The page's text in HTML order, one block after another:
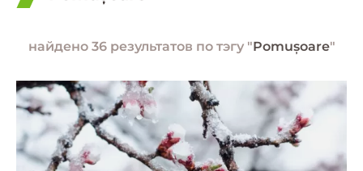
найдено 36 результатов по тэгу "Pomușoare"